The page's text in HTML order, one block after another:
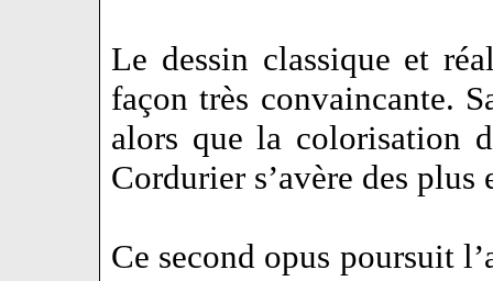
Le dessin classique et
façon très convaincante.
alors que la colorisation
Cordurier s’avère des plus
Ce second opus poursuit